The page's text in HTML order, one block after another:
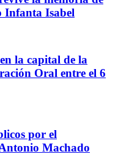
Infanta Isabel
la capital de la
Oral entre el 6
por el
Machado